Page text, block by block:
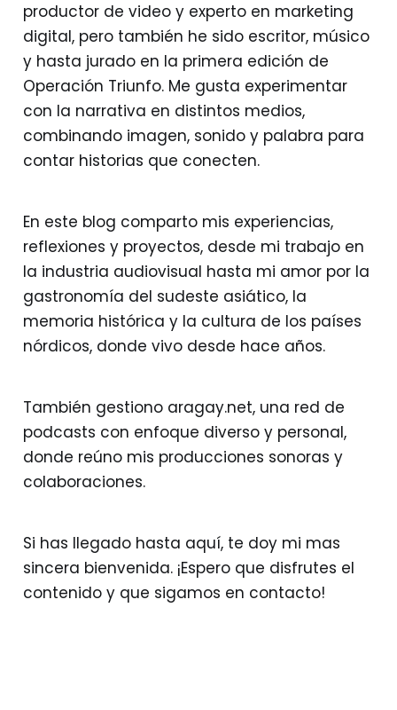
productor de video y experto en marketing
digital, pero también he sido escritor, músico
y hasta jurado en la primera edición de
Operación Triunfo. Me gusta experimentar
con la narrativa en distintos medios,
combinando imagen, sonido y palabra para
contar historias que conecten.
En este blog comparto mis experiencias,
reflexiones y proyectos, desde mi trabajo en
la industria audiovisual hasta mi amor por la
gastronomía del sudeste asiático, la
memoria histórica y la cultura de los países
nórdicos, donde vivo desde hace años.
También gestiono aragay.net, una red de
podcasts con enfoque diverso y personal,
donde reúno mis producciones sonoras y
colaboraciones.
Si has llegado hasta aquí, te doy mi mas
sincera bienvenida. ¡Espero que disfrutes el
contenido y que sigamos en contacto!